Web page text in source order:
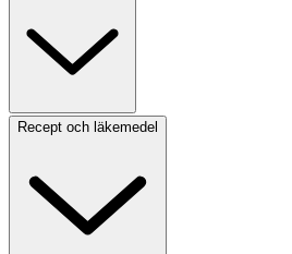
Recept och läkemedel